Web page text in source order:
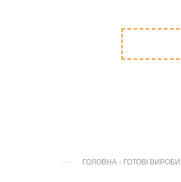
ГОЛОВНА - ГОТОВІ ВИРОБИ